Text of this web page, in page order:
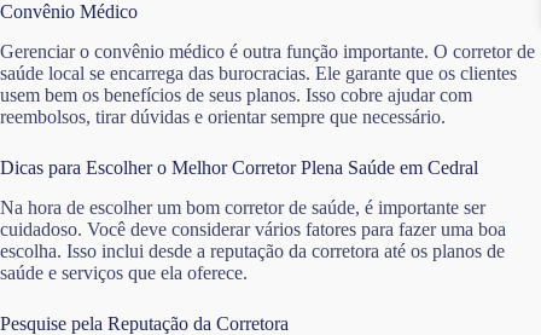
Convênio Médico
Gerenciar o convênio médico é outra função importante. O corretor de
saúde local se encarrega das burocracias. Ele garante que os clientes
usem bem os benefícios de seus planos. Isso cobre ajudar com
reembolsos, tirar dúvidas e orientar sempre que necessário.
Dicas para Escolher o Melhor Corretor Plena Saúde em Cedral
Na hora de escolher um bom corretor de saúde, é importante ser
cuidadoso. Você deve considerar vários fatores para fazer uma boa
escolha. Isso inclui desde a reputação da corretora até os planos de
saúde e serviços que ela oferece.
Pesquise pela Reputação da Corretora